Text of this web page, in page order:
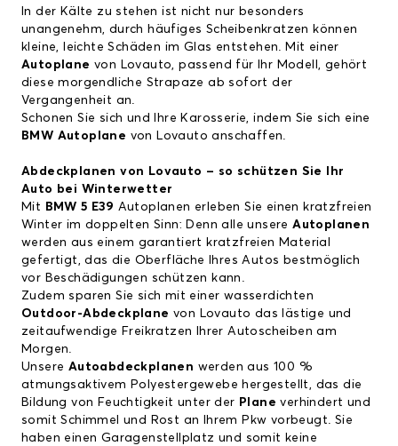
In der Kälte zu stehen ist nicht nur besonders
unangenehm, durch häufiges Scheibenkratzen können
kleine, leichte Schäden im Glas entstehen. Mit einer
Autoplane von Lovauto, passend für Ihr Modell, gehört
diese morgendliche Strapaze ab sofort der
Vergangenheit an.
Schonen Sie sich und Ihre Karosserie, indem Sie sich eine
BMW Autoplane von Lovauto anschaffen.
Abdeckplanen von Lovauto – so schützen Sie Ihr
Auto bei Winterwetter
Mit BMW 5 E39 Autoplanen erleben Sie einen kratzfreien
Winter im doppelten Sinn: Denn alle unsereAutoplanen
werden aus einem garantiert kratzfreien Material
gefertigt, das die Oberfläche Ihres Autos bestmöglich
vor Beschädigungen schützen kann.
Zudem sparen Sie sich mit einer wasserdichten
Outdoor-Abdeckplane von Lovauto das lästige und
zeitaufwendige Freikratzen Ihrer Autoscheiben am
Morgen.
Unsere Autoabdeckplanen werden aus 100 %
atmungsaktivem Polyestergewebe hergestellt, das die
Bildung von Feuchtigkeit unter der Plane verhindert und
somit Schimmel und Rost an Ihrem Pkw vorbeugt. Sie
haben einen Garagenstellplatz und somit keine